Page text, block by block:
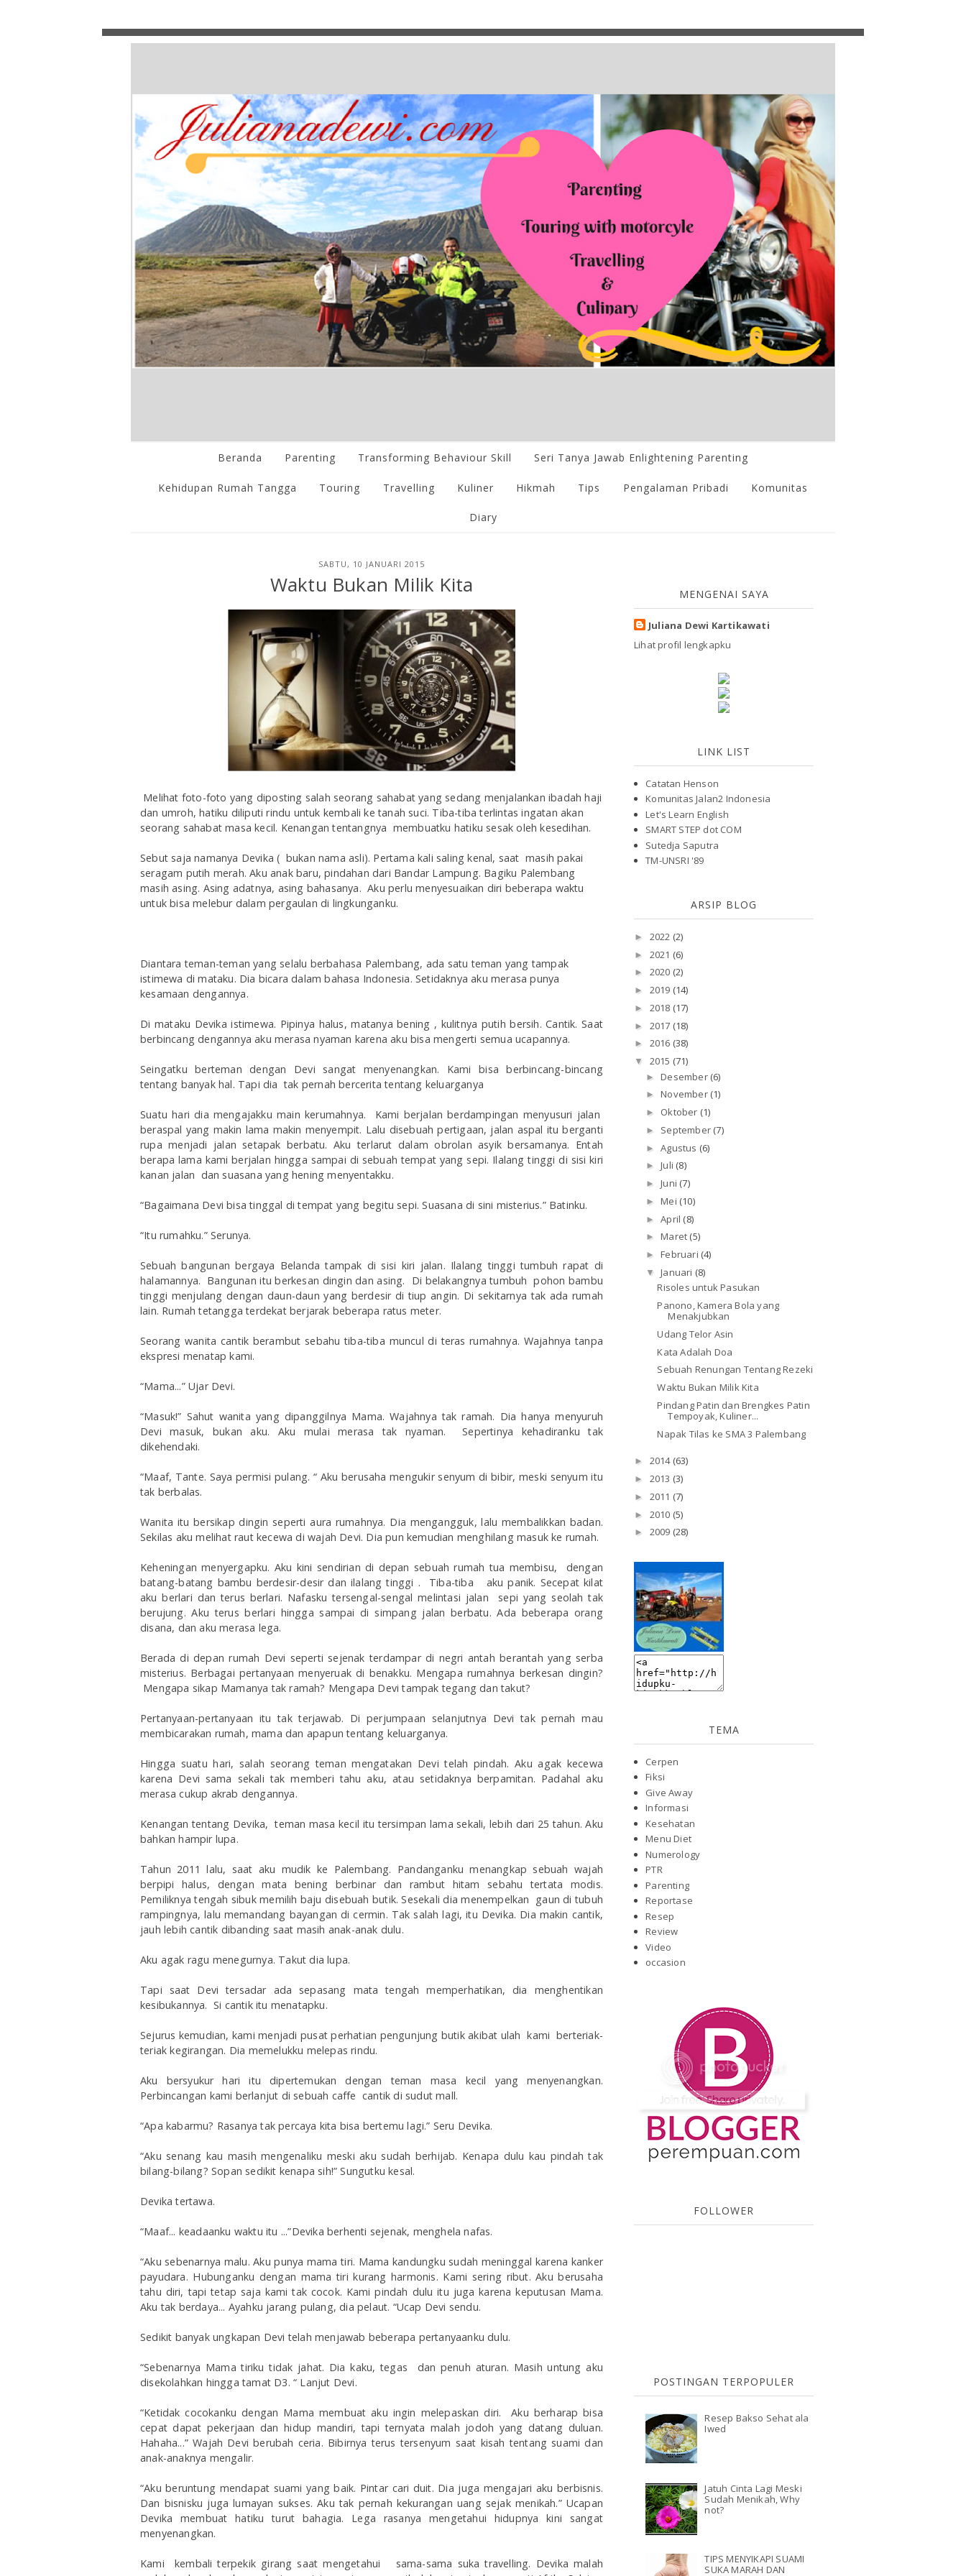
Beranda Parenting Transforming Behaviour Skill Seri Tanya Jawab Enlightening Parenting
Kehidupan Rumah Tangga Touring Travelling Kuliner Hikmah Tips Pengalaman Pribadi Komunitas
Diary
SABTU, 10 JANUARI 2015
Waktu Bukan Milik Kita
Melihat foto-foto yang diposting salah seorang sahabat yang sedang menjalankan ibadah haji
dan umroh, hatiku diliputi rindu untuk kembali ke tanah suci. Tiba-tiba terlintas ingatan akan
seorang sahabat masa kecil. Kenangan tentangnya membuatku hatiku sesak oleh kesedihan.
Sebut saja namanya Devika ( bukan nama asli). Pertama kali saling kenal, saatmasih pakai
seragam putih merah. Aku anak baru, pindahan dari Bandar Lampung. Bagiku Palembang
masih asing. Asing adatnya, asing bahasanya. Aku perlu menyesuaikan diri beberapa waktu
untuk bisa melebur dalam pergaulan di lingkunganku.
Diantara teman-teman yang selalu berbahasa Palembang, ada satu teman yang tampak
istimewa di mataku. Dia bicara dalam bahasa Indonesia. Setidaknya aku merasa punya
kesamaan dengannya.
Di mataku Devika istimewa. Pipinya halus, matanya bening , kulitnya putih bersih. Cantik. Saat
berbincang dengannya aku merasa nyaman karena aku bisa mengerti semua ucapannya.
Seingatku berteman dengan Devi sangat menyenangkan. Kami bisa berbincang-bincang
tentang banyak hal. Tapi dia tak pernah bercerita tentang keluarganya
Suatu hari dia mengajakku main kerumahnya. Kami berjalan berdampingan menyusuri jalan
beraspal yang makin lama makin menyempit. Lalu disebuah pertigaan, jalan aspal itu berganti
rupa menjadi jalan setapak berbatu. Aku terlarut dalam obrolan asyik bersamanya. Entah
berapa lama kami berjalan hingga sampai di sebuah tempat yang sepi. Ilalang tinggi di sisi kiri
kanan jalan dan suasana yang hening menyentakku.
“Bagaimana Devi bisa tinggal di tempat yang begitu sepi. Suasana di sini misterius.” Batinku.
“Itu rumahku.” Serunya.
Sebuah bangunan bergaya Belanda tampak di sisi kiri jalan. Ilalang tinggi tumbuh rapat di
halamannya. Bangunan itu berkesan dingin dan asing. Di belakangnya tumbuh pohon bambu
tinggi menjulang dengan daun-daun yang berdesir di tiup angin. Di sekitarnya tak ada rumah
lain. Rumah tetangga terdekat berjarak beberapa ratus meter.
Seorang wanita cantik berambut sebahu tiba-tiba muncul di teras rumahnya. Wajahnya tanpa
ekspresi menatap kami.
“Mama...” Ujar Devi.
“Masuk!” Sahut wanita yang dipanggilnya Mama. Wajahnya tak ramah. Dia hanya menyuruh
Devi masuk, bukan aku. Aku mulai merasa tak nyaman. Sepertinya kehadiranku tak
dikehendaki.
“Maaf, Tante. Saya permisi pulang. “ Aku berusaha mengukir senyum di bibir, meski senyum itu
tak berbalas.
Wanita itu bersikap dingin seperti aura rumahnya. Dia mengangguk, lalu membalikkan badan.
Sekilas aku melihat raut kecewa di wajah Devi. Dia pun kemudian menghilang masuk ke rumah.
Keheningan menyergapku. Aku kini sendirian di depan sebuah rumah tua membisu, dengan
batang-batang bambu berdesir-desir dan ilalang tinggi . Tiba-tiba aku panik. Secepat kilat
aku berlari dan terus berlari. Nafasku tersengal-sengal melintasi jalan sepi yang seolah tak
berujung. Aku terus berlari hingga sampai di simpang jalan berbatu. Ada beberapa orang
disana, dan aku merasa lega.
Berada di depan rumah Devi seperti sejenak terdampar di negri antah berantah yang serba
misterius. Berbagai pertanyaan menyeruak di benakku. Mengapa rumahnya berkesan dingin?
Mengapa sikap Mamanya tak ramah? Mengapa Devi tampak tegang dan takut?
Pertanyaan-pertanyaan itu tak terjawab. Di perjumpaan selanjutnya Devi tak pernah mau
membicarakan rumah, mama dan apapun tentang keluarganya.
Hingga suatu hari, salah seorang teman mengatakan Devi telah pindah. Aku agak kecewa
karena Devi sama sekali tak memberi tahu aku, atau setidaknya berpamitan. Padahal aku
merasa cukup akrab dengannya.
Kenangan tentang Devika, teman masa kecil itu tersimpan lama sekali, lebih dari 25 tahun. Aku
bahkan hampir lupa.
Tahun 2011 lalu, saat aku mudik ke Palembang. Pandanganku menangkap sebuah wajah
berpipi halus, dengan mata bening berbinar dan rambut hitam sebahu tertata modis.
Pemiliknya tengah sibuk memilih baju disebuah butik. Sesekali dia menempelkan gaun di tubuh
rampingnya, lalu memandang bayangan di cermin. Tak salah lagi, itu Devika. Dia makin cantik,
jauh lebih cantik dibanding saat masih anak-anak dulu.
Aku agak ragu menegurnya. Takut dia lupa.
Tapi saat Devi tersadar ada sepasang mata tengah memperhatikan, dia menghentikan
kesibukannya. Si cantik itu menatapku.
Sejurus kemudian, kami menjadi pusat perhatian pengunjung butik akibat ulah kami berteriak-
teriak kegirangan. Dia memelukku melepas rindu.
Aku bersyukur hari itu dipertemukan dengan teman masa kecil yang menyenangkan.
Perbincangan kami berlanjut di sebuah caffe cantik di sudut mall.
“Apa kabarmu? Rasanya tak percaya kita bisa bertemu lagi.” Seru Devika.
“Aku senang kau masih mengenaliku meski aku sudah berhijab. Kenapa dulu kau pindah tak
bilang-bilang? Sopan sedikit kenapa sih!” Sungutku kesal.
Devika tertawa.
“Maaf... keadaanku waktu itu ...”Devika berhenti sejenak, menghela nafas.
“Aku sebenarnya malu. Aku punya mama tiri. Mama kandungku sudah meninggal karena kanker
payudara. Hubunganku dengan mama tiri kurang harmonis. Kami sering ribut. Aku berusaha
tahu diri, tapi tetap saja kami tak cocok. Kami pindah dulu itu juga karena keputusan Mama.
Aku tak berdaya... Ayahku jarang pulang, dia pelaut. “Ucap Devi sendu.
Sedikit banyak ungkapan Devi telah menjawab beberapa pertanyaanku dulu.
“Sebenarnya Mama tiriku tidak jahat. Dia kaku, tegas dan penuh aturan. Masih untung aku
disekolahkan hingga tamat D3. “ Lanjut Devi.
“Ketidak cocokanku dengan Mama membuat aku ingin melepaskan diri. Aku berharap bisa
cepat dapat pekerjaan dan hidup mandiri, tapi ternyata malah jodoh yang datang duluan.
Hahaha...” Wajah Devi berubah ceria. Bibirnya terus tersenyum saat kisah tentang suami dan
anak-anaknya mengalir.
“Aku beruntung mendapat suami yang baik. Pintar cari duit. Dia juga mengajari aku berbisnis.
Dan bisnisku juga lumayan sukses. Aku tak pernah kekurangan uang sejak menikah.” Ucapan
Devika membuat hatiku turut bahagia. Lega rasanya mengetahui hidupnya kini sangat
menyenangkan.
Kami kembali terpekik girang saat mengetahui sama-sama suka travelling. Devika malah
MENGENAI SAYA
Juliana Dewi Kartikawati
Lihat profil lengkapku
LINK LIST
Catatan Henson
Komunitas Jalan2 Indonesia
Let's Learn English
SMART STEP dot COM
Sutedja Saputra
TM-UNSRI '89
ARSIP BLOG
► 2022 (2)
► 2021 (6)
► 2020 (2)
► 2019 (14)
► 2018 (17)
► 2017 (18)
► 2016 (38)
▼ 2015 (71)
►Desember (6)
►November (1)
► Oktober (1)
► September (7)
►Agustus (6)
►Juli (8)
►Juni (7)
►Mei (10)
►April (8)
►Maret (5)
►Februari (4)
▼Januari (8)
Risoles untuk Pasukan
Panono, Kamera Bola yang
Menakjubkan
Udang Telor Asin
Kata Adalah Doa
Sebuah Renungan Tentang Rezeki
Waktu Bukan Milik Kita
Pindang Patin dan Brengkes Patin
Tempoyak, Kuliner...
Napak Tilas ke SMA 3 Palembang
► 2014 (63)
► 2013 (3)
► 2011 (7)
► 2010 (5)
► 2009 (28)
TEMA
Cerpen
Fiksi
Give Away
Informasi
Kesehatan
Menu Diet
Numerology
PTR
Parenting
Reportase
Resep
Review
Video
occasion
FOLLOWER
POSTINGAN TERPOPULER
Resep Bakso Sehat ala
Iwed
Jatuh Cinta Lagi Meski
Sudah Menikah, Why
not?
TIPS MENYIKAPI SUAMI
SUKA MARAH DAN